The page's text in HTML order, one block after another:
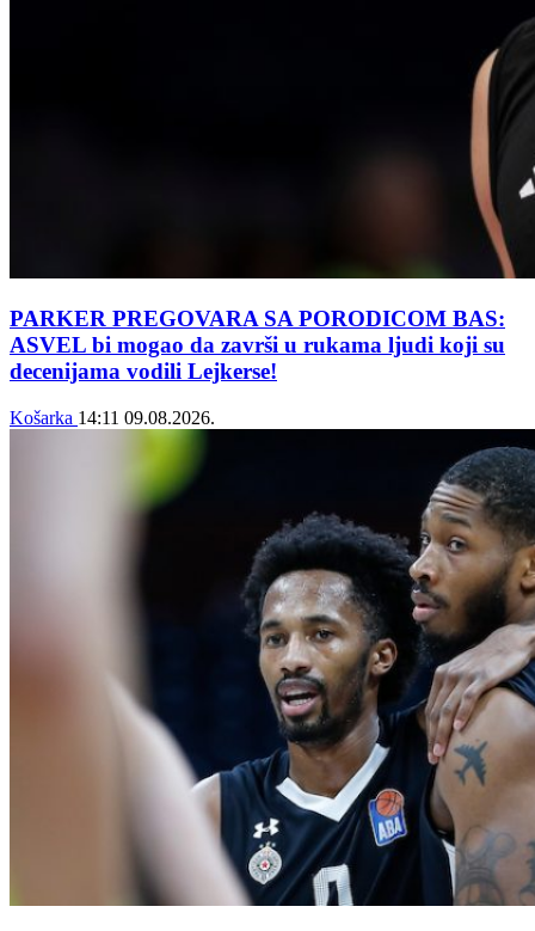
PARKER PREGOVARA SA PORODICOM BAS:
ASVEL bi mogao da završi u rukama ljudi koji su
decenijama vodili Lejkerse!
Košarka 14:11 09.08.2026.